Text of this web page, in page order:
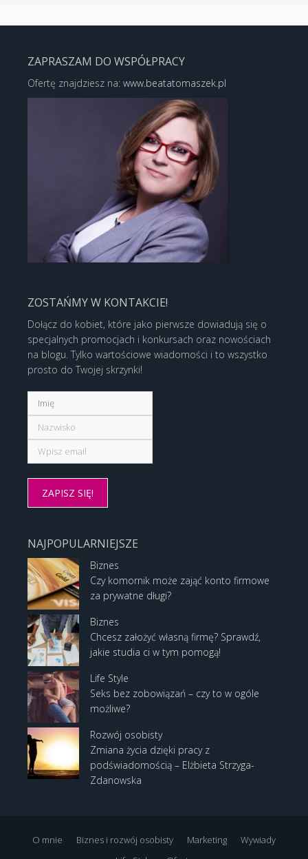
ZAPRASZAM DO WSPÓŁPRACY
Ofertę znajdziesz na: www.beatatomaszek.pl
ZOSTAŃMY W KONTAKCIE!
Dołącz do kobiet, które jako pierwsze dowiadują się o
specjalnych promocjach i konkursach oraz nowościach
na blogu. Tylko wartościowe wiadomości i to wszystko
prosto do Twojej skrzynki!
NAJPOPULARNIEJSZE
Biznes
Czy komornik może zająć konto firmowe
za prywatne długi?
Biznes
Chcesz założyć własną firmę? Sprawdź,
jakie studia ci w tym pomogą!
Life Style
Seks bez zobowiązań – czy to w ogóle
możliwe?
Rozwój osobisty
Zmiana życia dzięki pracy z
podświadomością – Elżbieta Strzyga-
Zdanowska
O mnie Biznes i rozwój osobisty Marketing
Wywiady